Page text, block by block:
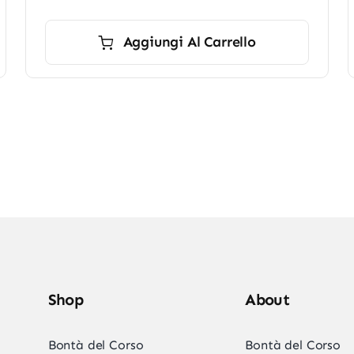
era:
è:
Aggiungi Al Carrello
Shop
Bontà del Corso
About
Bontà del Corso